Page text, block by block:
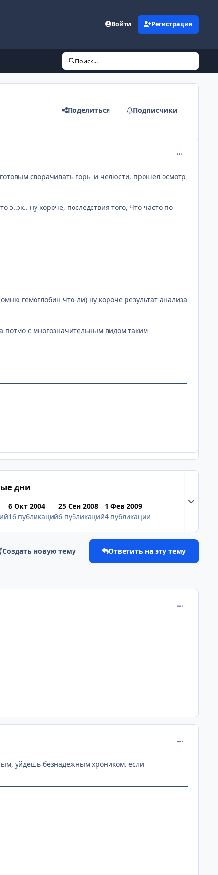
Войти Регистрация
Поиск...
Поделиться Подписчики
сворачивать горы и челюсти, прошел осмотр
э..эк.. ну короче, последствия того, Что часто по
гемоглобин что-ли) ну короче результат анализа
потмо с многозначительным видом таким
дни
6 Окт 2004
16 публикаций
25 Сен 2008
6 публикаций
1 Фев 2009
4 публикации
Создать новую тему Ответить на эту тему
уйдешь безнадежным хроником. если